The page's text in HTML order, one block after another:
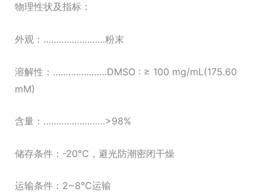
物理性状及指标：
外观：……………………粉末
溶解性：…………………DMSO : ≥ 100 mg/mL(175.60
mM)
含量：……………………>98%
储存条件：-20℃，避光防潮密闭干燥
运输条件：2~8℃运输